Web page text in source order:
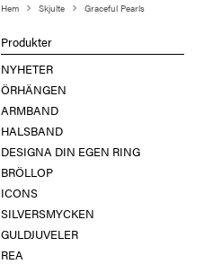
Hem Skjulte Graceful Pearls
Produkter
NYHETER
ÖRHÄNGEN
ARMBAND
HALSBAND
DESIGNA DIN EGEN RING
BRÖLLOP
ICONS
SILVERSMYCKEN
GULDJUVELER
REA